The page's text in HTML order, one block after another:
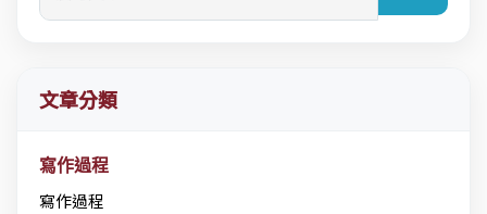
文章分類
寫作過程
寫作過程